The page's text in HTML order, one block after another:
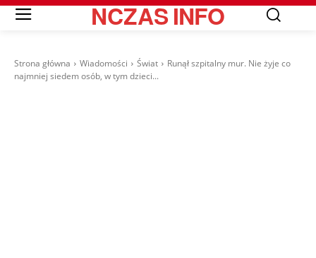
NCZASINFO
Strona główna Wiadomości Świat
Runął szpitalny mur. Nie żyje co
najmniej siedem osób, w tym dzieci...